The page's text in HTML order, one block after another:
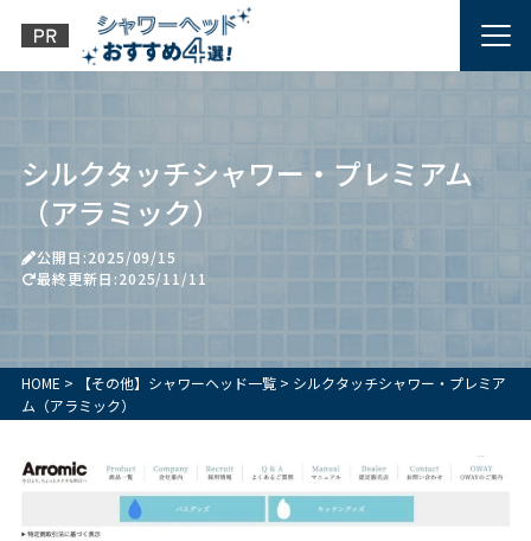
シルクタッチシャワー・プレミアム
（アラミック）
公開日:2025/09/15
最終更新日:2025/11/11
HOME > 【その他】シャワーヘッド一覧> シルクタッチシャワー・プレミア
ム（アラミック）